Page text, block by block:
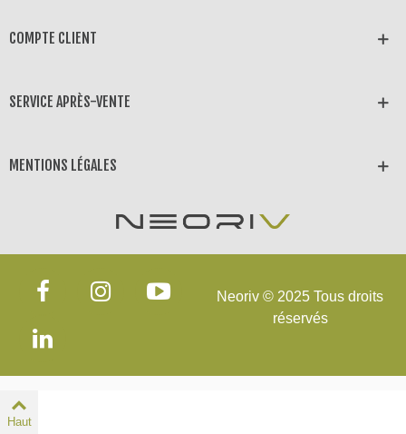
COMPTE CLIENT
SERVICE APRÈS-VENTE
MENTIONS LÉGALES
Neoriv © 2025 Tous droits
réservés
Haut